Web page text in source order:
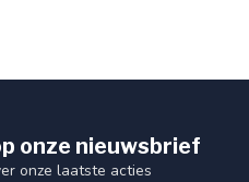
onze nieuwsbrief
onze laatste acties